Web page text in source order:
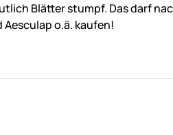
Blätter stumpf. Das darf
o.ä. kaufen!